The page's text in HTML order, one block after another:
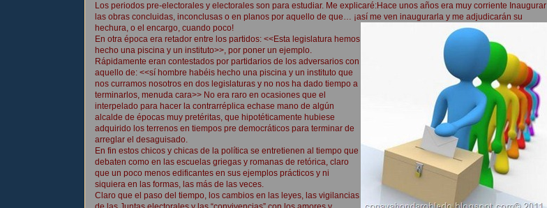
Los periodos pre-electorales y electorales son para estudiar. Me explicaré:Hace unos años era muy corriente Inaugurar
las obras concluidas, inconclusas o en planos por aquello de que… ¡así me ven inaugurarla y me adjudicarán su
hechura, o el encargo, cuando poco!
En otra época era retador entre los partidos: <<Esta legislatura hemos
hecho una piscina y un instituto>>, por poner un ejemplo.
Rápidamente eran contestados por partidarios de los adversarios con
aquello de: <<sí hombre habéis hecho una piscina y un instituto que
nos curramos nosotros en dos legislaturas y no nos ha dado tiempo a
terminarlos, menuda cara>> No era raro en ocasiones que el
interpelado para hacer la contrarréplica echase mano de algún
alcalde de épocas muy pretéritas, que hipotéticamente hubiese
adquirido los terrenos en tiempos pre democráticos para terminar de
arreglar el desaguisado.
En fin estos chicos y chicas de la política se entretienen al tiempo que
debaten como en las escuelas griegas y romanas de retórica, claro
que un poco menos edificantes en sus ejemplos prácticos y ni
siquiera en las formas, las más de las veces.
Claro que el paso del tiempo, los cambios en las leyes, las vigilancias